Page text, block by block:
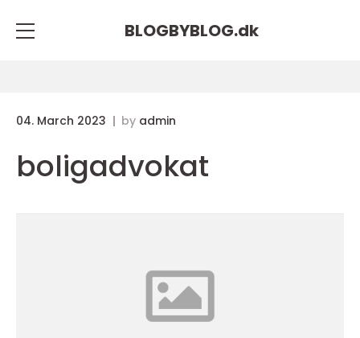
BLOGBYBLOG.dk
04. March 2023 by admin
boligadvokat